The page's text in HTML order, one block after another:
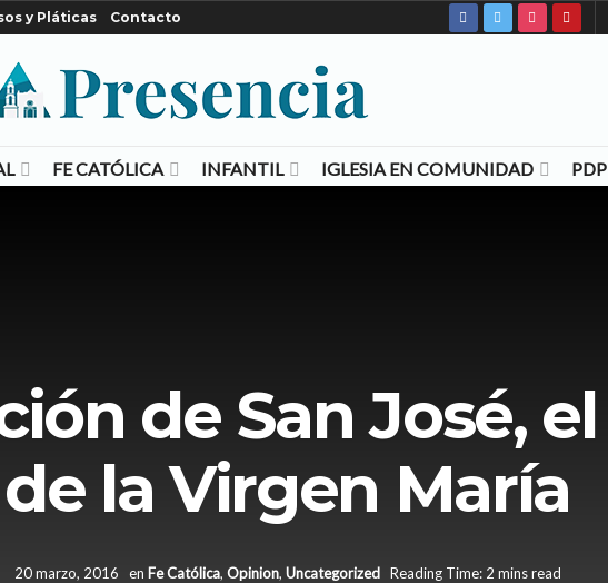
y Pláticas Contacto
FE CATÓLICA INFANTIL IGLESIA EN COMUNIDAD PDP
de San José, el
la Virgen María
20 marzo, 2016 en Fe Católica, Opinion, Uncategorized Reading Time: 2 mins read